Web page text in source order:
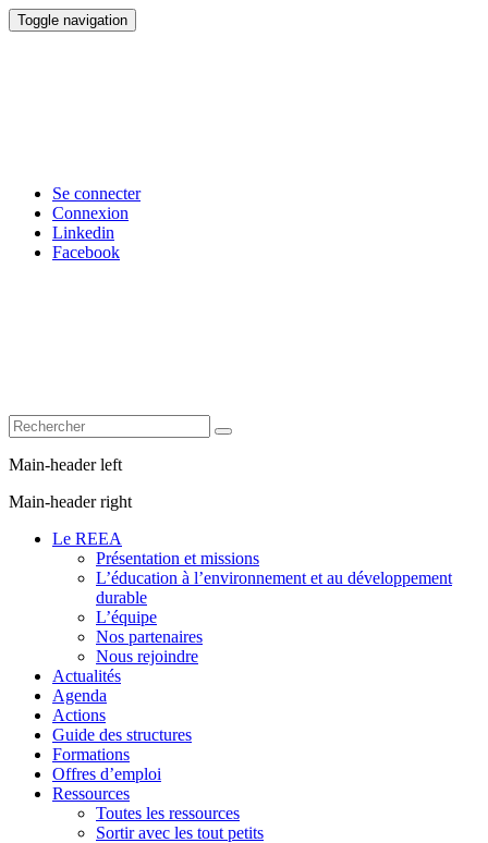
Toggle navigation
Se connecter
Connexion
Linkedin
Facebook
Main-header left
Main-header right
Le REEA
Présentation et missions
L’éducation à l’environnement et au développement
durable
L’équipe
Nos partenaires
Nous rejoindre
Actualités
Agenda
Actions
Guide des structures
Formations
Offres d’emploi
Ressources
Toutes les ressources
Sortir avec les tout petits